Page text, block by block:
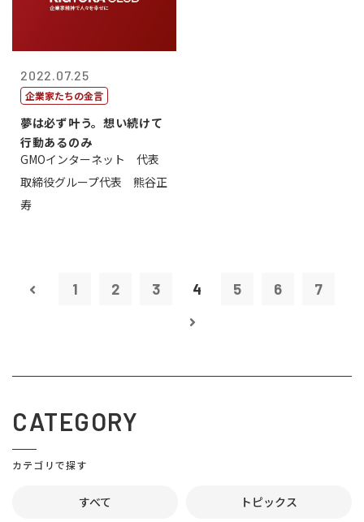
2022.07.25
企業家たちの金言
夢は必ず叶う。想い続けて
行動あるのみ
GMOインターネット 代表
取締役グループ代表 熊谷正
寿
1 2 3 4 5 6 7
CATEGORY
カテゴリで探す
すべて トピックス